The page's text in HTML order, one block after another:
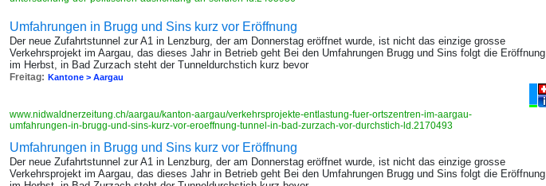
Umfahrungen in Brugg und Sins kurz vor Eröffnung
Der neue Zufahrtstunnel zur A1 in Lenzburg, der am Donnerstag eröffnet wurde, ist nicht das einzige grosse
Verkehrsprojekt im Aargau, das dieses Jahr in Betrieb geht Bei den Umfahrungen Brugg und Sins folgt die Eröffnung
im Herbst, in Bad Zurzach steht der Tunneldurchstich kurz bevor
Freitag: Kantone > Aargau
www.nidwaldnerzeitung.ch/aargau/kanton-aargau/verkehrsprojekte-entlastung-fuer-ortszentren-im-aargau-
umfahrungen-in-brugg-und-sins-kurz-vor-eroeffnung-tunnel-in-bad-zurzach-vor-durchstich-ld.2170493
Umfahrungen in Brugg und Sins kurz vor Eröffnung
Der neue Zufahrtstunnel zur A1 in Lenzburg, der am Donnerstag eröffnet wurde, ist nicht das einzige grosse
Verkehrsprojekt im Aargau, das dieses Jahr in Betrieb geht Bei den Umfahrungen Brugg und Sins folgt die Eröffnung